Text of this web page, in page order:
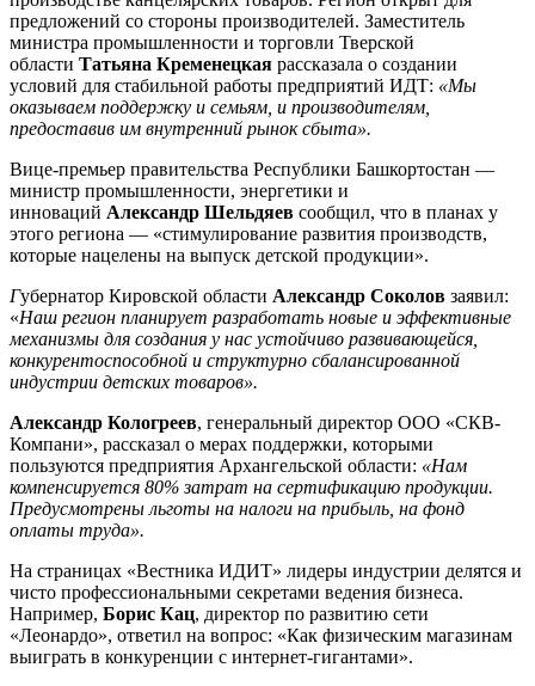
предложений со стороны производителей. Заместитель
министра промышленности и торговли Тверской
области Татьяна Кременецкая рассказала о создании
условий для стабильной работы предприятий ИДТ: «Мы
оказываем поддержку и семьям, и производителям,
предоставив им внутренний рынок сбыта».
Вице-премьер правительства Республики Башкортостан —
министр промышленности, энергетики и
инноваций Александр Шельдяев сообщил, что в планах у
этого региона — «стимулирование развития производств,
которые нацелены на выпуск детской продукции».
Губернатор Кировской области Александр Соколов заявил:
«Наш регион планирует разработать новые и эффективные
механизмы для создания у нас устойчиво развивающейся,
конкурентоспособной и структурно сбалансированной
индустрии детских товаров».
Александр Кологреев, генеральный директор ООО «СКВ-
Компани», рассказал о мерах поддержки, которыми
пользуются предприятия Архангельской области: «Нам
компенсируется 80% затрат на сертификацию продукции.
Предусмотрены льготы на налоги на прибыль, на фонд
оплаты труда».
На страницах «Вестника ИДИТ» лидеры индустрии делятся и
чисто профессиональными секретами ведения бизнеса.
Например, Борис Кац, директор по развитию сети
«Леонардо», ответил на вопрос: «Как физическим магазинам
выиграть в конкуренции с интернет-гигантами».